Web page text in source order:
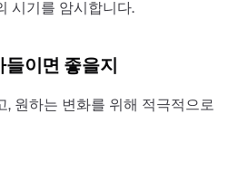
시기를 암시합니다.
들이면 좋을지
, 원하는 변화를 위해 적극적으로